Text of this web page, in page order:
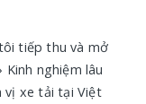
tiếp thu và mở
nghiệm lâu
vị xe tải tại Việt